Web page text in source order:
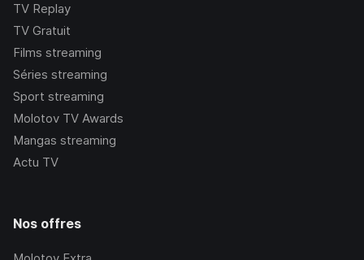
TV Replay
TV Gratuit
Films streaming
Séries streaming
Sport streaming
Molotov TV Awards
Mangas streaming
Actu TV
Nos offres